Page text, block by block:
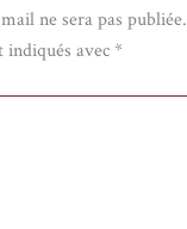
ne sera pas publiée.
avec*